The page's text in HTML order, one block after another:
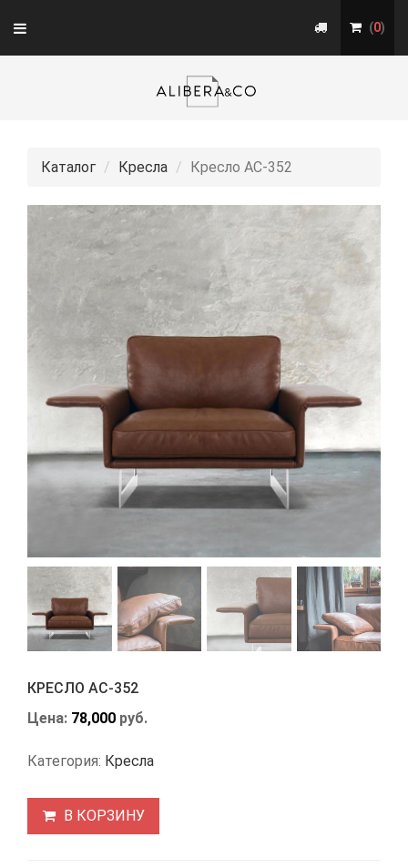
Toggle
navigation
(0)
Каталог Кресла Кресло АС-352
КРЕСЛО АС-352
Цена: 78,000 руб.
Категория: Кресла
В КОРЗИНУ